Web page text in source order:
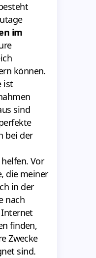
im
können.
ist
sind
bei der
Vor
die meiner
in der
nach
finden,
Zwecke
sind.